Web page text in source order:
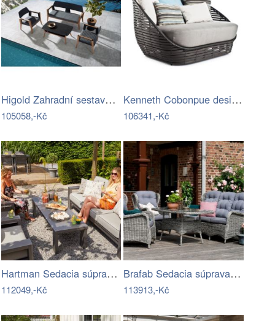
Higold Zahradní sestava HIGOLD -…
105058,-Kč
Kenneth Cobonpue designové zahradní…
106341,-Kč
Hartman Sedacia súprava TITAN Mdum
112049,-Kč
Brafab Sedacia súprava šedá ROSITA -…
113913,-Kč